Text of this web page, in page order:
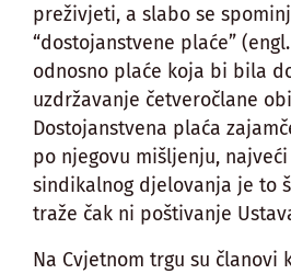
preživjeti, a slabo se
“dostojanstvene plaće”
odnosno plaće koja bi bila
uzdržavanje četveročlane
Dostojanstvena plaća
po njegovu mišljenju,
sindikalnog djelovanja je to
traže čak ni poštivanje
Na Cvjetnom trgu su članovi